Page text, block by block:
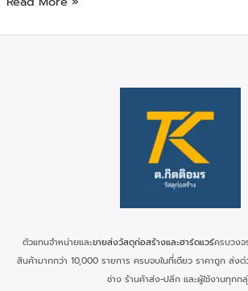
ตัวแทนจำหน่ายและขายส่งวัสดุก่อสร้างและฮาร์ดแวร์ครบวง
สินค้ามากกว่า 10,000 รายการ ครบจบในที่เดียว ราคาถูก ส่ง
ช่าง ร้านค้าส่ง-ปลีก และผู้ใช้งานทุกก